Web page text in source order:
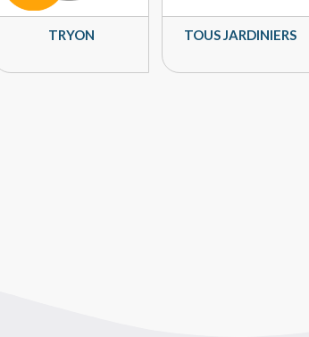
TRYON TOUS JARDINIERS